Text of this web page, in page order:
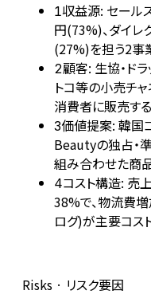
1収益源: セール
円(73%)、ダイレ
(27%)を担う2事
2顧客: 生協・ドラ
トコ等の小売チ
消費者に販売する
3価値提案: 韓国
Beautyの独占・
組み合わせた商
4コスト構造: 売
38%で、物流費
ログ)が主要コス
Risks · リスク要因